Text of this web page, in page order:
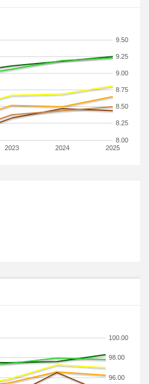
2023 2024 2025
8.00
8.25
8.50
8.75
9.00
9.25
9.50
96.00
98.00
100.00